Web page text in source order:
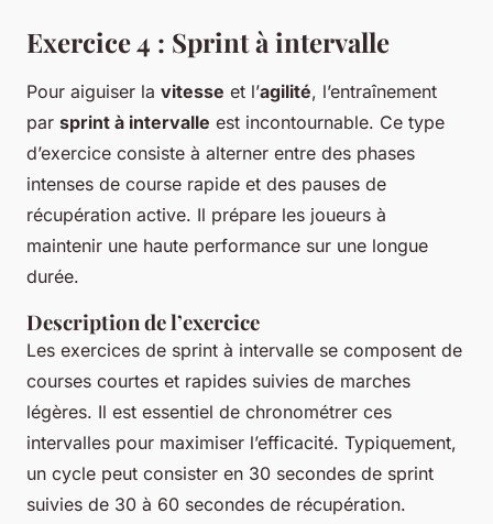
Exercice 4 : Sprint à intervalle
Pour aiguiser la vitesse et l’agilité, l’entraînement
par sprint à intervalle est incontournable. Ce type
d’exercice consiste à alterner entre des phases
intenses de course rapide et des pauses de
récupération active. Il prépare les joueurs à
maintenir une haute performance sur une longue
durée.
Description de l’exercice
Les exercices de sprint à intervalle se composent de
courses courtes et rapides suivies de marches
légères. Il est essentiel de chronométrer ces
intervalles pour maximiser l’efficacité. Typiquement,
un cycle peut consister en 30 secondes de sprint
suivies de 30 à 60 secondes de récupération.